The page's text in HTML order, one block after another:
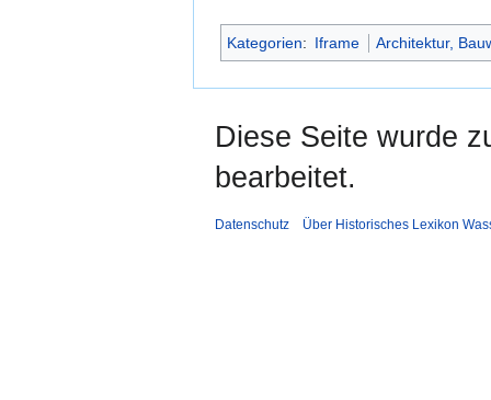
Kategorien: Iframe Architektur,
Diese Seite wurde
bearbeitet.
Datenschutz Über Historisches Lexikon